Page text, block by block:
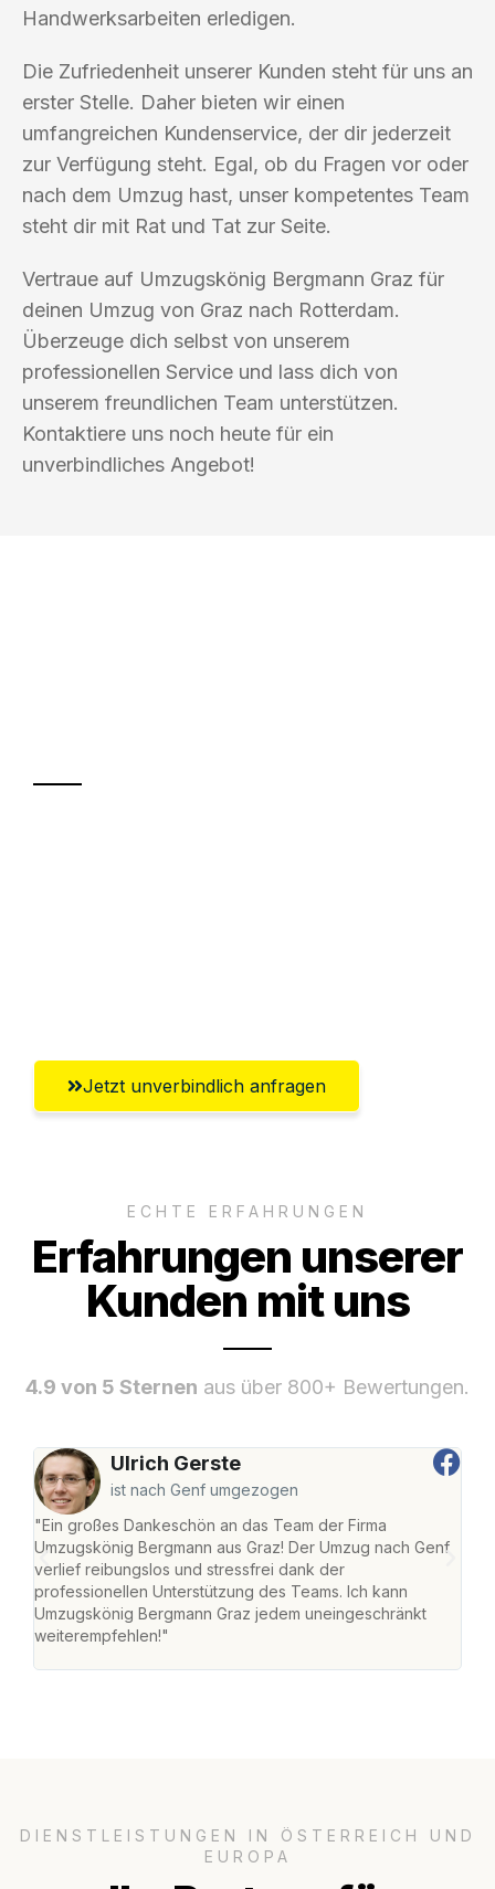
Handwerksarbeiten erledigen.
Die Zufriedenheit unserer Kunden steht für uns an
erster Stelle. Daher bieten wir einen
umfangreichen Kundenservice, der dir jederzeit
zur Verfügung steht. Egal, ob du Fragen vor oder
nach dem Umzug hast, unser kompetentes Team
steht dir mit Rat und Tat zur Seite.
Vertraue auf Umzugskönig Bergmann Graz für
deinen Umzug von Graz nach Rotterdam.
Überzeuge dich selbst von unserem
professionellen Service und lass dich von
unserem freundlichen Team unterstützen.
Kontaktiere uns noch heute für ein
unverbindliches Angebot!
Jetzt unverbindlich anfragen
ECHTE ERFAHRUNGEN
Erfahrungen unserer
Kunden mit uns
4.9 von 5 Sternen aus über 800+ Bewertungen.
Ulrich Gerste
ist nach Genf umgezogen
"Ein großes Dankeschön an das Team der Firma
Umzugskönig Bergmann aus Graz! Der Umzug nach Genf
verlief reibungslos und stressfrei dank der
professionellen Unterstützung des Teams. Ich kann
Umzugskönig Bergmann Graz jedem uneingeschränkt
weiterempfehlen!"
DIENSTLEISTUNGEN IN ÖSTERREICH UND
EUROPA